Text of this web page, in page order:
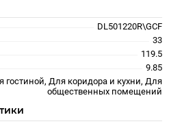
DL501220R\GCF
33
119.5
9.85
гостиной, Для коридора и кухни, Для
общественных помещений